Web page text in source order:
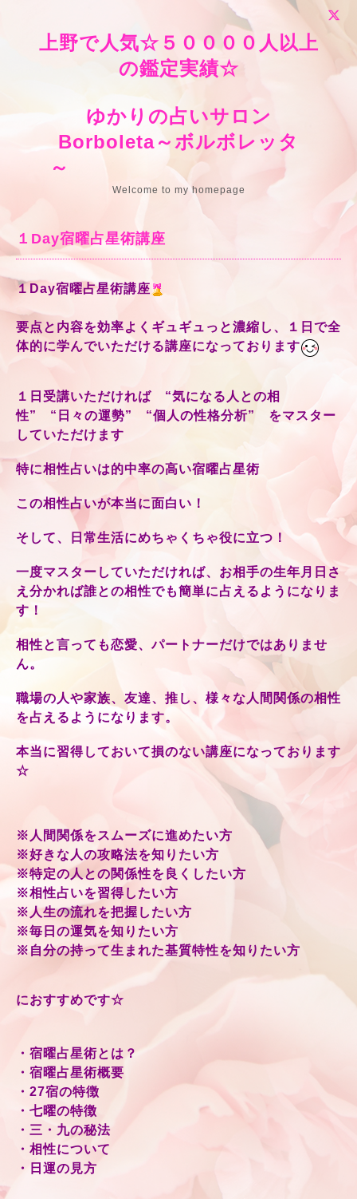
上野で人気☆５００００人以上
の鑑定実績☆
ゆかりの占いサロン
Borboleta～ボルボレッタ
～
Welcome to my homepage
１Day宿曜占星術講座
１Day宿曜占星術講座
要点と内容を効率よくギュギュっと濃縮し、１日で全
体的に学んでいただける講座になっております
１日受講いただければ “気になる人との相
性” “日々の運勢” “個人の性格分析” をマスター
していただけます
特に相性占いは的中率の高い宿曜占星術
この相性占いが本当に面白い！
そして、日常生活にめちゃくちゃ役に立つ！
一度マスターしていただければ、お相手の生年月日さ
え分かれば誰との相性でも簡単に占えるようになりま
す！
相性と言っても恋愛、パートナーだけではありませ
ん。
職場の人や家族、友達、推し、様々な人間関係の相性
を占えるようになります。
本当に習得しておいて損のない講座になっております
☆
※人間関係をスムーズに進めたい方
※好きな人の攻略法を知りたい方
※特定の人との関係性を良くしたい方
※相性占いを習得したい方
※人生の流れを把握したい方
※毎日の運気を知りたい方
※自分の持って生まれた基質特性を知りたい方
におすすめです☆
・宿曜占星術とは？
・宿曜占星術概要
・27宿の特徴
・七曜の特徴
・三・九の秘法
・相性について
・日運の見方